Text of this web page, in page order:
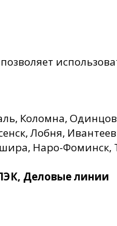
Коломна,
Лобня,
Наро-
Деловые линии